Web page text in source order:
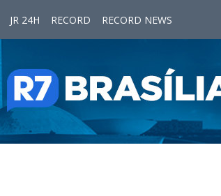
JR 24H RECORD RECORD NEWS